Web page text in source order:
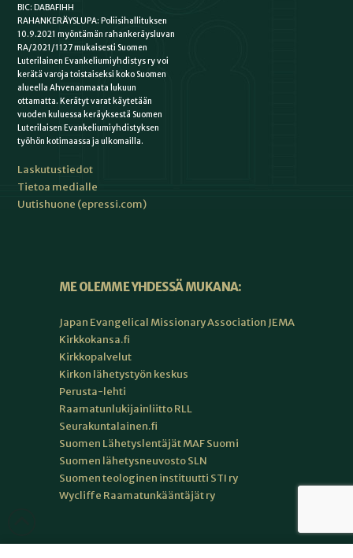
BIC: DABAFIHH
RAHANKERÄYSLUPA: Poliisihallituksen
10.9.2021 myöntämän rahankeräysluvan
RA/2021/1127 mukaisesti Suomen
Luterilainen Evankeliumiyhdistys ry voi
kerätä varoja toistaiseksi koko Suomen
alueella Ahvenanmaata lukuun
ottamatta. Kerätyt varat käytetään
vuoden kuluessa keräyksestä Suomen
Luterilaisen Evankeliumiyhdistyksen
työhön kotimaassa ja ulkomailla.
Laskutustiedot
Tietoa medialle
Uutishuone (epressi.com)
ME OLEMME YHDESSÄ MUKANA:
Japan Evangelical Missionary Association JEMA
Kirkkokansa.fi
Kirkkopalvelut
Kirkon lähetystyön keskus
Perusta-lehti
Raamatunlukijainliitto RLL
Seurakuntalainen.fi
Suomen Lähetyslentäjät MAF Suomi
Suomen lähetysneuvosto SLN
Suomen teologinen instituutti STI ry
Wycliffe Raamatunkääntäjät ry